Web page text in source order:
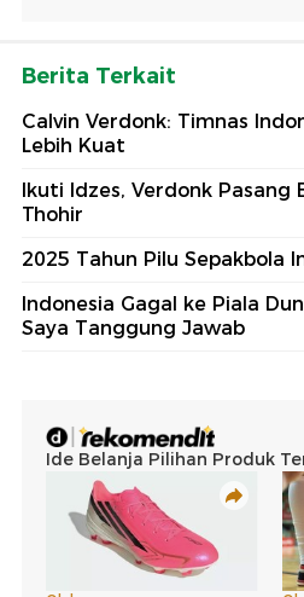
Berita Terkait
Calvin Verdonk: Timnas
Lebih Kuat
Ikuti Idzes, Verdonk Pasang
Thohir
2025 Tahun Pilu Sepakbola
Indonesia Gagal ke Piala
Saya Tanggung Jawab